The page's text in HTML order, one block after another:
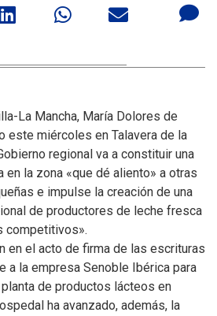
La Mancha, María Dolores de
este miércoles en Talavera de la
regional va a constituir una
en la zona «que dé aliento» a otras
e impulse la creación de una
de productores de leche fresca
competitivos».
en el acto de firma de las escrituras
a la empresa Senoble Ibérica para
de productos lácteos en
ha avanzado, además, la